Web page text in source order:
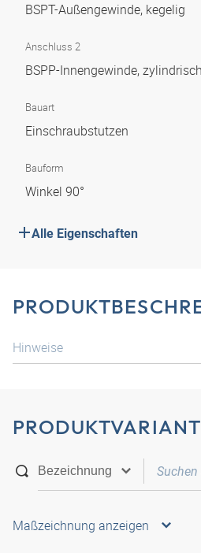
BSPT-Außengewinde, kegelig
Anschluss 2
BSPP-Innengewinde, zylindrisch
Bauart
Einschraubstutzen
Bauform
Winkel 90°
Alle Eigenschaften
Hinweise
Maßzeichnung anzeigen